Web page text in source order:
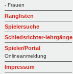
- Frauen
Ranglisten
Spielersuche
Schiedsrichter-lehrgänge
Spieler/Portal
Onlineanmeldung
Impressum